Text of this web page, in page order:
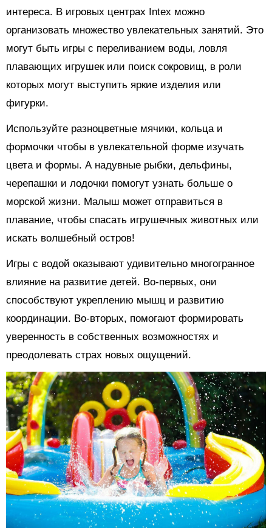
интереса. В игровых центрах Intex можно
организовать множество увлекательных занятий. Это
могут быть игры с переливанием воды, ловля
плавающих игрушек или поиск сокровищ, в роли
которых могут выступить яркие изделия или
фигурки.
Используйте разноцветные мячики, кольца и
формочки чтобы в увлекательной форме изучать
цвета и формы. А надувные рыбки, дельфины,
черепашки и лодочки помогут узнать больше о
морской жизни. Малыш может отправиться в
плавание, чтобы спасать игрушечных животных или
искать волшебный остров!
Игры с водой оказывают удивительно многогранное
влияние на развитие детей. Во-первых, они
способствуют укреплению мышц и развитию
координации. Во-вторых, помогают формировать
уверенность в собственных возможностях и
преодолевать страх новых ощущений.